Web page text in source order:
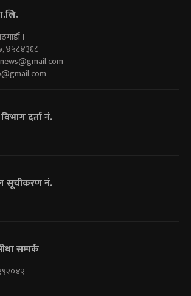
।
४५८४३६८
दर्ता नं.
सूचीकरण नं.
सम्पर्क